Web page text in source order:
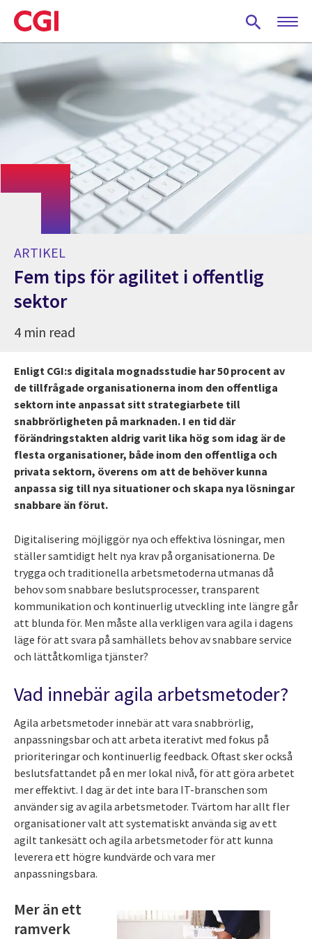
Skip
to
main
ARTIKEL
Fem tips för agilitet i offentlig
sektor
4 min read
Enligt CGI:s digitala mognadsstudie har 50 procent av
de tillfrågade organisationerna inom den offentliga
sektorn inte anpassat sitt strategiarbete till
snabbrörligheten på marknaden. I en tid där
förändringstakten aldrig varit lika hög som idag är de
flesta organisationer, både inom den offentliga och
privata sektorn, överens om att de behöver kunna
anpassa sig till nya situationer och skapa nya lösningar
snabbare än förut.
Digitalisering möjliggör nya och effektiva lösningar, men
ställer samtidigt helt nya krav på organisationerna. De
trygga och traditionella arbetsmetoderna utmanas då
behov som snabbare beslutsprocesser, transparent
kommunikation och kontinuerlig utveckling inte längre går
att blunda för. Men måste alla verkligen vara agila i dagens
läge för att svara på samhällets behov av snabbare service
och lättåtkomliga tjänster?
Vad innebär agila arbetsmetoder?
Agila arbetsmetoder innebär att vara snabbrörlig,
anpassningsbar och att arbeta iterativt med fokus på
prioriteringar och kontinuerlig feedback. Oftast sker också
beslutsfattandet på en mer lokal nivå, för att göra arbetet
mer effektivt. I dag är det inte bara IT-branschen som
använder sig av agila arbetsmetoder. Tvärtom har allt fler
organisationer valt att systematiskt använda sig av ett
agilt tankesätt och agila arbetsmetoder för att kunna
leverera ett högre kundvärde och vara mer
anpassningsbara.
Mer än ett
ramverk